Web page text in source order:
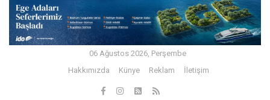
06 Ağustos 2026, Perşembe
Hakkımızda
Künye Reklam İletişim